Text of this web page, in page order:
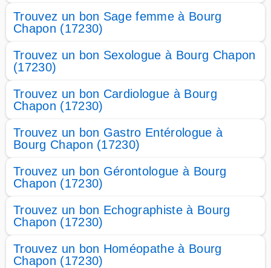
Trouvez un bon Sage femme à Bourg
Chapon (17230)
Trouvez un bon Sexologue à Bourg Chapon
(17230)
Trouvez un bon Cardiologue à Bourg
Chapon (17230)
Trouvez un bon Gastro Entérologue à
Bourg Chapon (17230)
Trouvez un bon Gérontologue à Bourg
Chapon (17230)
Trouvez un bon Echographiste à Bourg
Chapon (17230)
Trouvez un bon Homéopathe à Bourg
Chapon (17230)